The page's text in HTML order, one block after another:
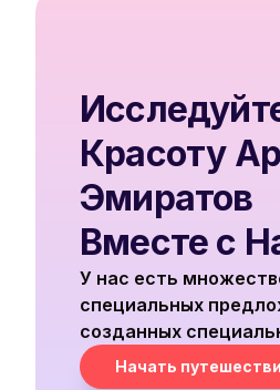
Красоту
Эмиратов
Вместе с
У нас есть
специальных
созданных
Начать